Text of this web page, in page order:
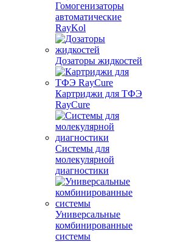
Гомогенизаторы
автоматические
RayKol
Дозаторы жидкостей
Картриджи для ТФЭ
RayCure
Системы для
молекулярной
диагностики
Универсальные
комбинированные
системы